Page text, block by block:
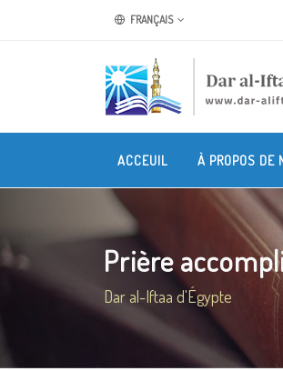
FRANÇAIS
ACCEUIL À PROPOS DE
Prière
Dar al-Iftaa d'Égypte